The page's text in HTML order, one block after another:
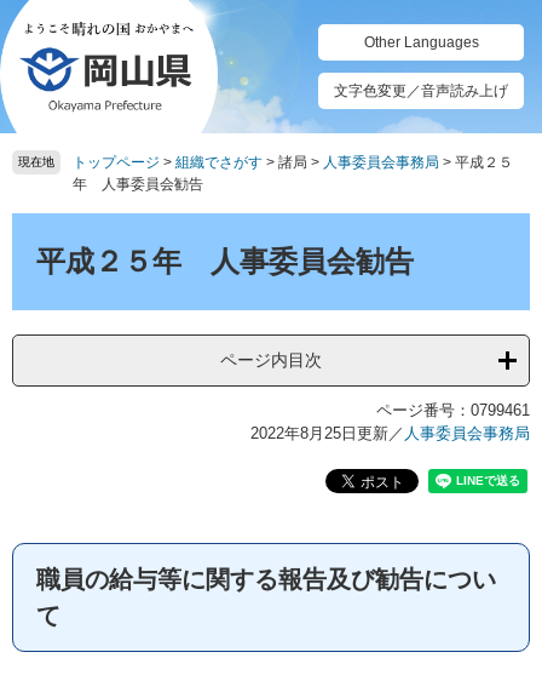
ペ
ー
ジ
の
先
頭
メ
ニ
ュ
ー
を
飛
て
Other Languages
文字色変更／音声読み上げ
現在地 トップページ > 組織でさがす > 諸局 > 人事委員会事務局 > 平成２５
年 人事委員会勧告
平成２５年 人事委員会勧告
ページ内目次
ページ番号：0799461
2022年8月25日更新／ 人事委員会事務局
職員の給与等に関する報告及び勧告につい
て